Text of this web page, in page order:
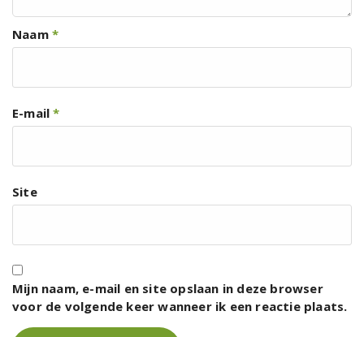
Naam *
E-mail*
Site
Mijn naam, e-mail en site opslaan in deze browser
voor de volgende keer wanneer ik een reactie plaats.